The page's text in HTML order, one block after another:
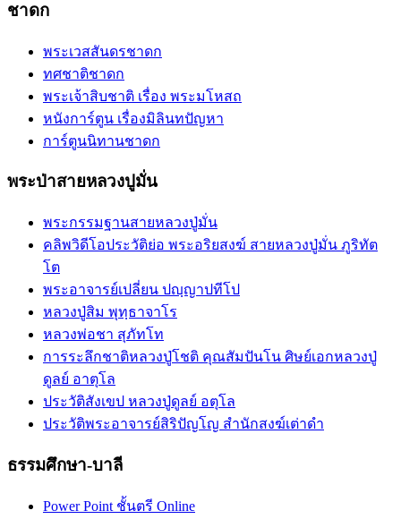
ชาดก
พระเวสสันดรชาดก
ทศชาติชาดก
พระเจ้าสิบชาติ เรื่อง พระมโหสถ
หนังการ์ตูน เรื่องมิลินทปัญหา
การ์ตูนนิทานชาดก
พระป่าสายหลวงปูมั่น
พระกรรมฐานสายหลวงปู่มั่น
คลิพวิดีโอประวัติย่อ พระอริยสงฆ์ สายหลวงปู่มั่น ภูริทัต
โต
พระอาจารย์เปลี่ยน ปญฺญาปทีโป
หลวงปู่สิม พุทฺธาจาโร
หลวงพ่อชา สุภัทโท
การระลึกชาติหลวงปู่โชติ คุณสัมปันโน ศิษย์เอกหลวงปู่
ดูลย์ อาตุโล
ประวัติสังเขป หลวงปู่ดูลย์ อตุโล
ประวัติ​พระ​อาจารย์​สิริ​ปัญโญ​ สำนัก​สงฆ์​เต่าดำ​
ธรรมศึกษา-บาลี
Power Point ชั้นตรี Online